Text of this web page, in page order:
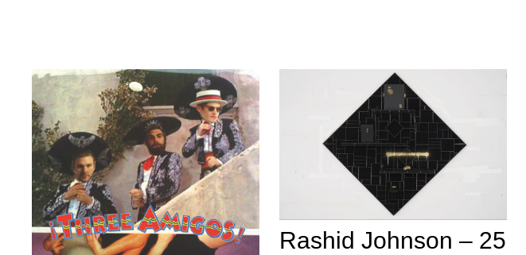
Rashid Johnson – 25